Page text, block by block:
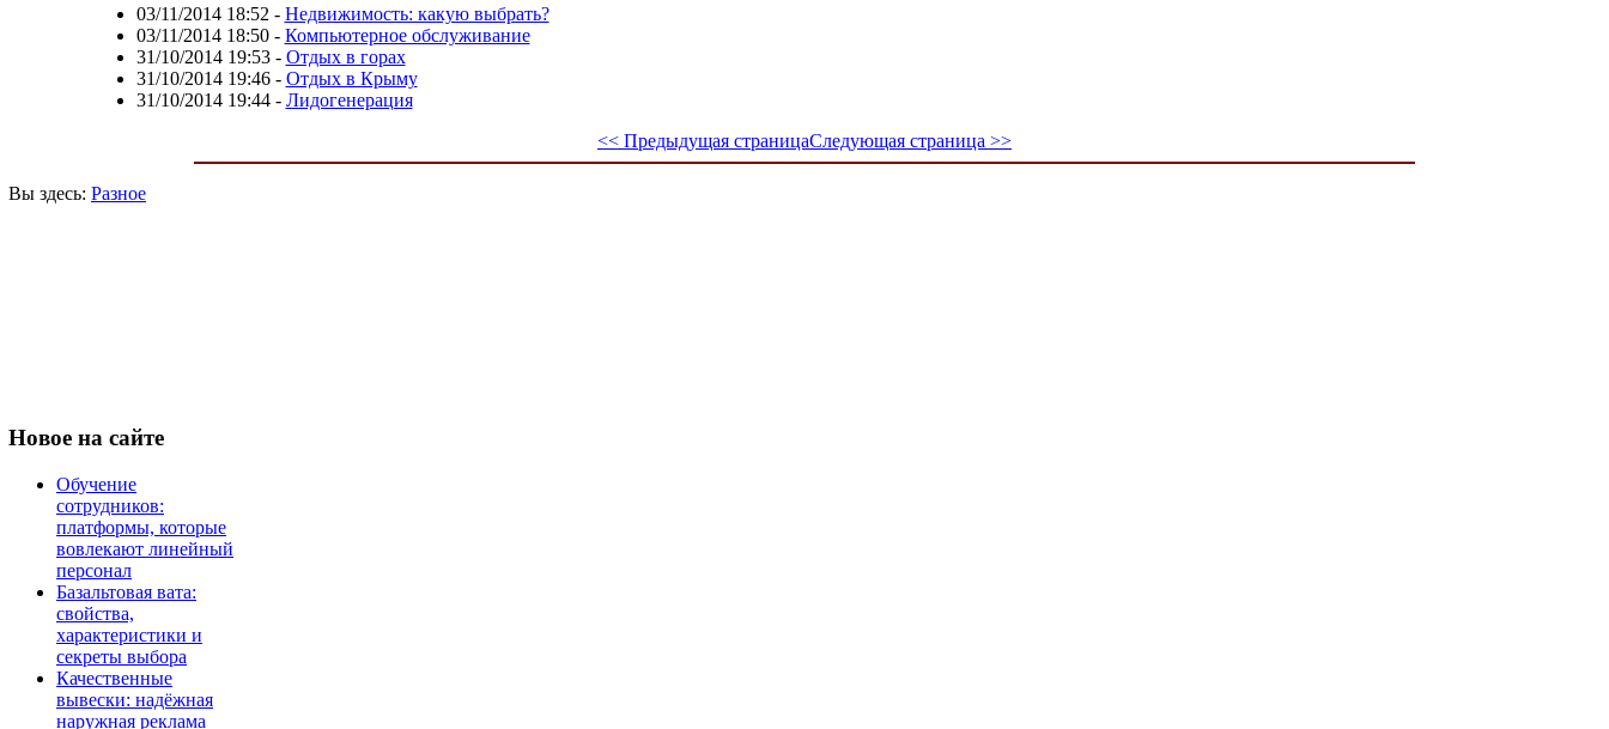
03/11/2014 18:52 - Недвижимость: какую выбрать?
03/11/2014 18:50- Компьютерное обслуживание
31/10/2014 19:53- Отдых в горах
31/10/2014 19:46- Отдых в Крыму
31/10/2014 19:44- Лидогенерация
<< Предыдущая страницаСледующая страница >>
Вы здесь: Разное
Новое на сайте
Обучение
сотрудников:
платформы, которые
вовлекают линейный
персонал
Базальтовая вата:
свойства,
характеристики и
секреты выбора
Качественные
вывески: надёжная
наружная реклама